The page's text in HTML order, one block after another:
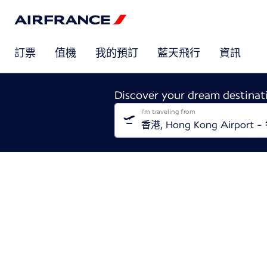
訂票 值機 我的預訂 藍天飛行 資訊
Discover your dream
I'm traveling from